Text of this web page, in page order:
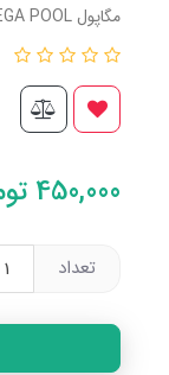
مگاپول MEGA POOL
450,000
تعداد